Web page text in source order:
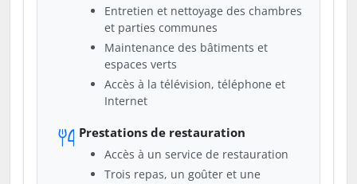
Entretien et nettoyage des chambres
et parties communes
Maintenance des bâtiments et
espaces verts
Accès à la télévision, téléphone et
Internet
Prestations de restauration
Accès à un service de restauration
Trois repas, un goûter et une